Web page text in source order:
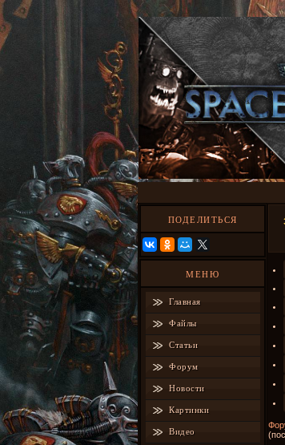
ПОДЕЛИТЬСЯ
МЕНЮ
Главная
Файлы
Статьи
Форум
Новости
Картинки
Видео